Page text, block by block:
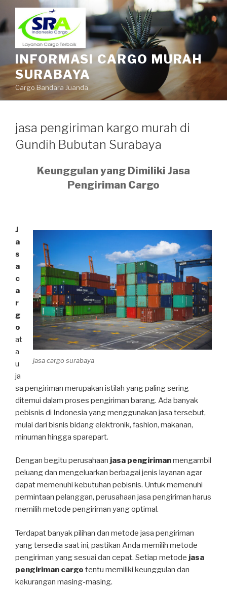
INFORMASI CARGO MURAH
SURABAYA
Cargo Bandara Juanda
jasa pengiriman kargo murah di
Gundih Bubutan Surabaya
Keunggulan yang Dimiliki Jasa
Pengiriman Cargo
jasa cargo surabaya
J
a
s
a
c
a
r
g
o
at
a
u
ja
sa pengiriman merupakan istilah yang paling sering
ditemui dalam proses pengiriman barang. Ada banyak
pebisnis di Indonesia yang menggunakan jasa tersebut,
mulai dari bisnis bidang elektronik, fashion, makanan,
minuman hingga sparepart.
Dengan begitu perusahaan jasa pengirimanmengambil
peluang dan mengeluarkan berbagai jenis layanan agar
dapat memenuhi kebutuhan pebisnis. Untuk memenuhi
permintaan pelanggan, perusahaan jasa pengiriman harus
memilih metode pengiriman yang optimal.
Terdapat banyak pilihan dan metode jasa pengiriman
yang tersedia saat ini, pastikan Anda memilih metode
pengiriman yang sesuai dan cepat. Setiap metode jasa
pengiriman cargo tentu memiliki keunggulan dan
kekurangan masing-masing.